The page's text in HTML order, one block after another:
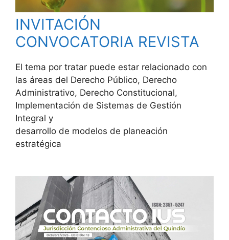
INVITACIÓN
CONVOCATORIA REVISTA
El tema por tratar puede estar relacionado con
las áreas del Derecho Público, Derecho
Administrativo, Derecho Constitucional,
Implementación de Sistemas de Gestión
Integral y
desarrollo de modelos de planeación
estratégica